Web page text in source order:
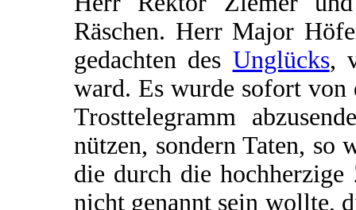
Räschen. Herr Major
gedachten des Unglücks,
ward. Es wurde sofort von
Trosttelegramm
nützen, sondern Taten, so
die durch die
nicht genannt sein wollte,